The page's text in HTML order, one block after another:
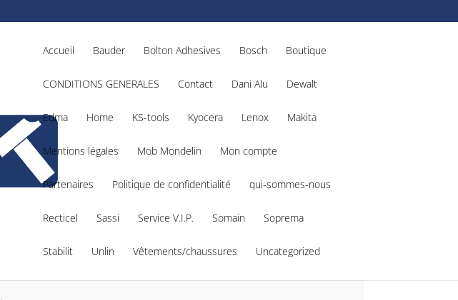
Accueil Bauder Bolton Adhesives Bosch Boutique
CONDITIONS GENERALES Contact Dani Alu Dewalt
Edma Home KS-tools Kyocera Lenox Makita
Mentions légales Mob Mondelin Mon compte
Partenaires Politique de confidentialité qui-sommes-nous
Recticel Sassi Service V.I.P. Somain Soprema
Stabilit Unlin Vêtements/chaussures Uncategorized
0X